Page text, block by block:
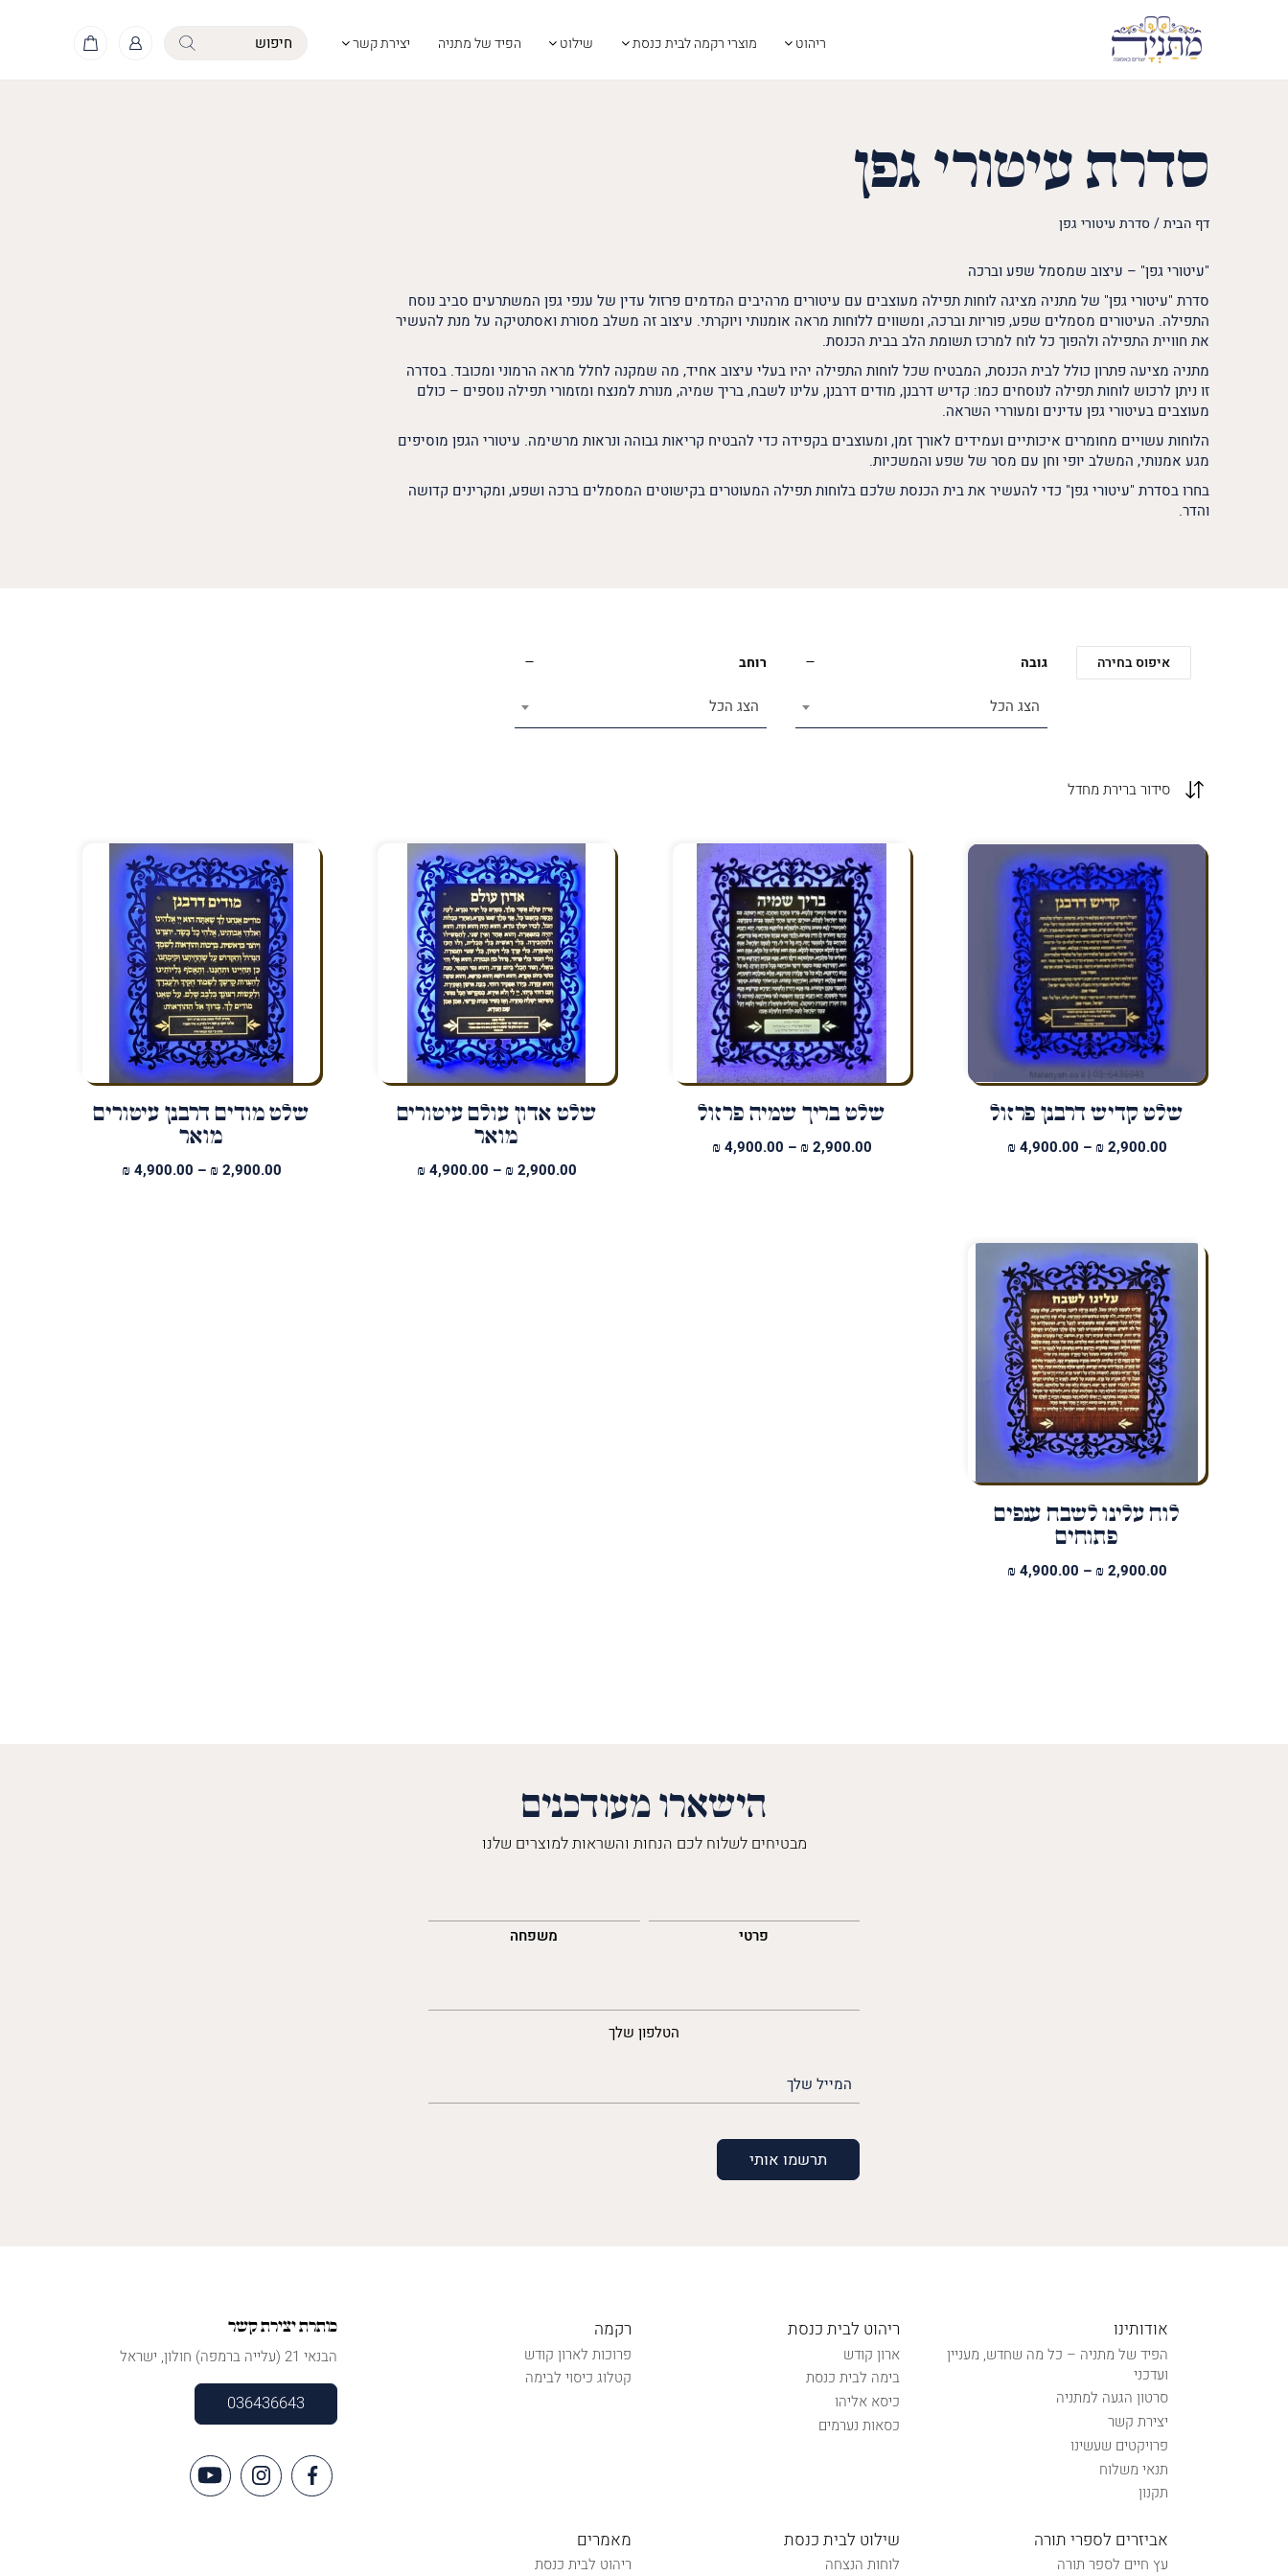
ריהוט מוצרי רקמה לבית כנסת שילוט הפיד של מתניה יצירת קשר
סדרת עיטורי גפן
דף הבית/ סדרת עיטורי גפן
"עיטורי גפן" – עיצוב שמסמל שפע וברכה
סדרת "עיטורי גפן" של מתניה מציגה לוחות תפילה מעוצבים עם עיטורים מרהיבים המדמים פרזול עדין של ענפי גפן המשתרעים סביב נוסח
התפילה. העיטורים מסמלים שפע, פוריות וברכה, ומשווים ללוחות מראה אומנותי ויוקרתי. עיצוב זה משלב מסורת ואסתטיקה על מנת להעשיר
את חוויית התפילה ולהפוך כל לוח למרכז תשומת הלב בבית הכנסת.
מתניה מציעה פתרון כולל לבית הכנסת, המבטיח שכל לוחות התפילה יהיו בעלי עיצוב אחיד, מה שמקנה לחלל מראה הרמוני ומכובד. בסדרה
זו ניתן לרכוש לוחות תפילה לנוסחים כמו: קדיש דרבנן, מודים דרבנן, עלינו לשבח, בריך שמיה, מנורת למנצח ומזמורי תפילה נוספים – כולם
מעוצבים בעיטורי גפן עדינים ומעוררי השראה.
הלוחות עשויים מחומרים איכותיים ועמידים לאורך זמן, ומעוצבים בקפידה כדי להבטיח קריאות גבוהה ונראות מרשימה. עיטורי הגפן מוסיפים
מגע אמנותי, המשלב יופי וחן עם מסר של שפע והמשכיות.
בחרו בסדרת "עיטורי גפן" כדי להעשיר את בית הכנסת שלכם בלוחות תפילה המעוטרים בקישוטים המסמלים ברכה ושפע, ומקרינים קדושה
והדר.
איפוס בחירה גובה
הצג הכל
רוחב
הצג הכל
שלט קדיש דרבנן פרזול
₪2,900.00
–
₪4,900.00
שלט בריך שמיה פרזול
₪2,900.00
–
₪4,900.00
שלט אדון עולם עיטורים
מואר
₪2,900.00
–
₪4,900.00
שלט מודים דרבנן עיטורים
מואר
₪2,900.00
–
₪4,900.00
לוח עלינו לשבח ענפים
פתוחים
₪2,900.00
–
₪4,900.00
הישארו מעודכנים
מבטיחים לשלוח לכם הנחות והשראות למוצרים שלנו
פרטי משפחה
הטלפון שלך
אודותינו
הפיד של מתניה – כל מה שחדש, מעניין
ועדכני
סרטון הגעה למתניה
יצירת קשר
פרויקטים שעשינו
תנאי משלוח
תקנון
ריהוט לבית כנסת
ארון קודש
בימה לבית כנסת
כיסא אליהו
כסאות נערמים
רקמה
פרוכות לארון קודש
קטלוג כיסוי לבימה
אביזרים לספרי תורה
עץ חיים לספר תורה
שילוט לבית כנסת
לוחות הנצחה
מאמרים
ריהוט לבית כנסת
כותרת יצירת קשר
הבנאי 21 (עלייה ברמפה) חולון, ישראל
036436643